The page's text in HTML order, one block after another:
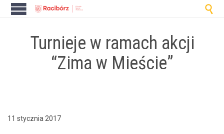

Turnieje w ramach akcji
“Zima w Mieście”
11 stycznia 2017